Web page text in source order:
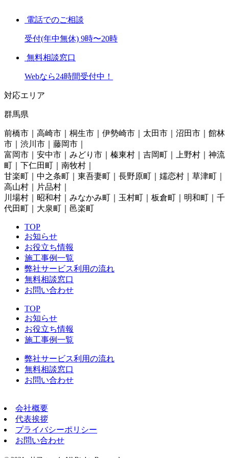
電話でのご相談
受付(年中無休) 9時〜20時
無料相談窓口
Webなら24時間受付中！
対応エリア
群馬県
前橋市｜高崎市｜桐生市｜伊勢崎市｜太田市｜沼田市｜館林
市｜渋川市｜藤岡市｜
富岡市｜安中市｜みどり市｜榛東村｜吉岡町｜上野村｜神流
町｜下仁田町｜南牧村｜
甘楽町｜中之条町｜東吾妻町｜長野原町｜嬬恋村｜草津町｜
高山村｜片品村｜
川場村｜昭和村｜みなかみ町｜玉村町｜板倉町｜明和町｜千
代田町｜大泉町｜邑楽町
TOP
お知らせ
お役立ち情報
施工事例一覧
弊社サービス利用の流れ
無料相談窓口
お問い合わせ
TOP
お知らせ
お役立ち情報
施工事例一覧
弊社サービス利用の流れ
無料相談窓口
お問い合わせ
会社概要
代表挨拶
プライバシーポリシー
お問い合わせ